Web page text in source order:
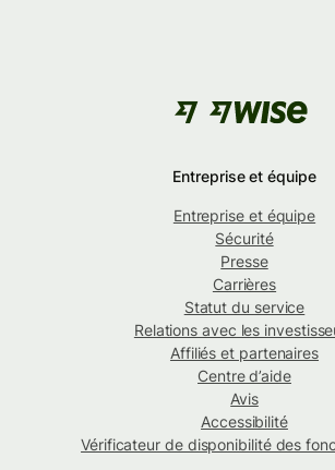
Entreprise et équipe
Entreprise et équipe
Sécurité
Presse
Carrières
Statut du service
Relations avec les
Affiliés et partenaires
Centre d’aide
Avis
Accessibilité
Vérificateur de disponibilité des